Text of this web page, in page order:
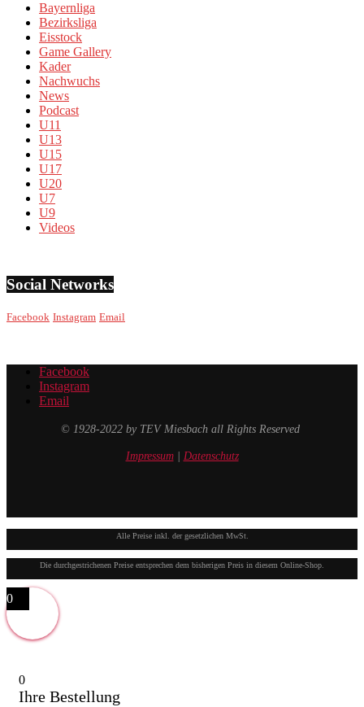
Bayernliga
Bezirksliga
Eisstock
Game Gallery
Kader
Nachwuchs
News
Podcast
U11
U13
U15
U17
U20
U7
U9
Videos
Social Networks
Facebook Instagram Email
Facebook
Instagram
Email
© 1928-2022 by TEV Miesbach all Rights Reserved
Impressum| Datenschutz
Alle Preise inkl. der gesetzlichen MwSt.
Die durchgestrichenen Preise entsprechen dem bisherigen Preis in diesem Online-Shop.
0
0
Ihre Bestellung